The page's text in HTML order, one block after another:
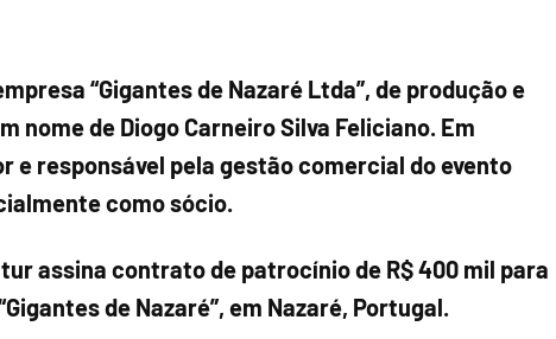
“Gigantes de Nazaré Ltda”, de produção e
nome de Diogo Carneiro Silva Feliciano. Em
e responsável pela gestão comercial do evento
como sócio.
assina contrato de patrocínio de R$ 400 mil para
de Nazaré”, em Nazaré, Portugal.